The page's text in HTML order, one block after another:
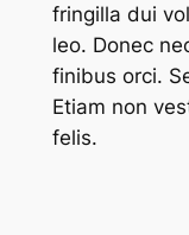
fringilla dui
leo. Donec
finibus orci.
Etiam non
felis.